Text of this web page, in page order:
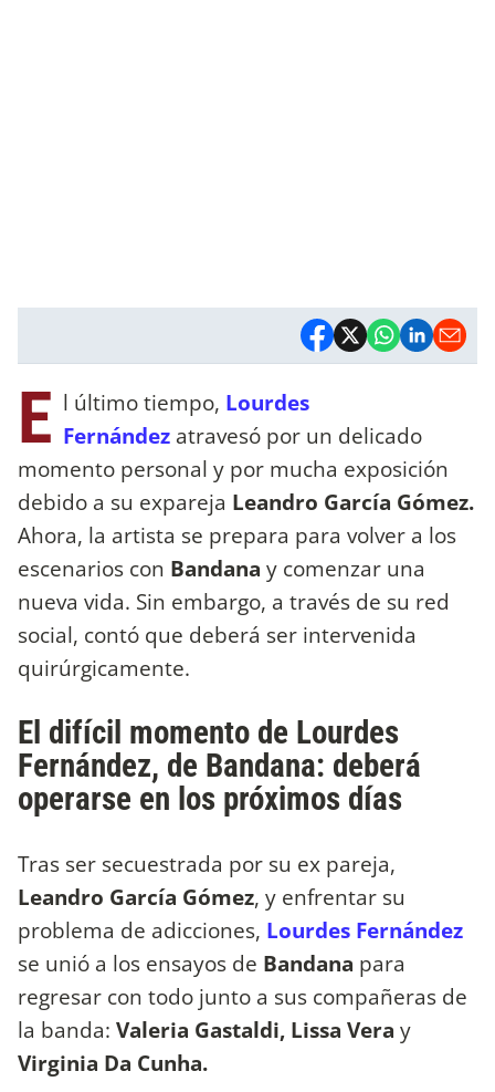
E l último tiempo, Lourdes
Fernández atravesó por un delicado
momento personal y por mucha exposición
debido a su expareja Leandro García Gómez.
Ahora, la artista se prepara para volver a los
escenarios con Bandana y comenzar una
nueva vida. Sin embargo, a través de su red
social, contó que deberá ser intervenida
quirúrgicamente.
El difícil momento de Lourdes
Fernández, de Bandana: deberá
operarse en los próximos días
Tras ser secuestrada por su ex pareja,
Leandro García Gómez, y enfrentar su
problema de adicciones, Lourdes Fernández
se unió a los ensayos de Bandana para
regresar con todo junto a sus compañeras de
la banda: Valeria Gastaldi, Lissa Vera y
Virginia Da Cunha.